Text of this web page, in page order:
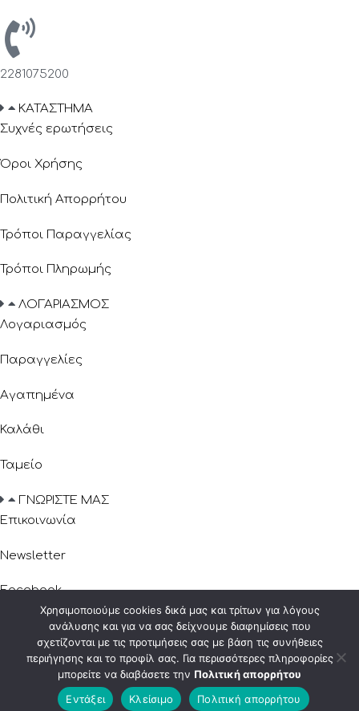
2281075200
ΚΑΤΑΣΤΗΜΑ
Συχνές ερωτήσεις
Όροι Χρήσης
Πολιτική Απορρήτου
Τρόποι Παραγγελίας
Τρόποι Πληρωμής
ΛΟΓΑΡΙΑΣΜΟΣ
Λογαριασμός
Παραγγελίες
Αγαπημένα
Καλάθι
Ταμείο
ΓΝΩΡΙΣΤΕ ΜΑΣ
Επικοινωνία
Newsletter
Facebook
Instagram
© Copyright 2026 – Decobox.gr All rights reserved.
Designed & Developed by
BadRabbit.gr
Χρησιμοποιούμε cookies δικά μας και τρίτων για λόγους
ανάλυσης και για να σας δείχνουμε διαφημίσεις που
σχετίζονται με τις προτιμήσεις σας με βάση τις συνήθειες
περιήγησης και το προφίλ σας. Για περισσότερες πληροφορίες
μπορείτε να διαβάσετε την Πολιτική απορρήτου
Εντάξει
Κλείσιμο Πολιτική απορρήτου
Εξυπηρέτηση Πελατών